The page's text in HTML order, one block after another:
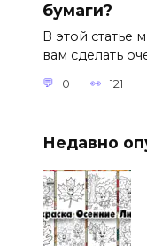
бумаги?
В этой статье
вам сделать
0 121
Недавно